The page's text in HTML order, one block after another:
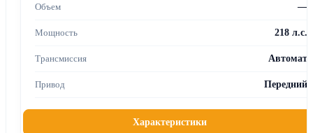
—
218 л.с.
Автомат
Передний
Характеристики